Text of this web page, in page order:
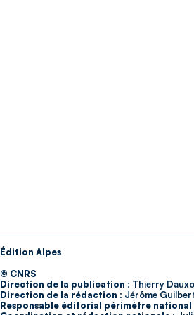
Édition Alpes
© CNRS
Direction de la publication : Thierry
Direction de la rédaction : Jérôme
Responsable éditorial périmètre national